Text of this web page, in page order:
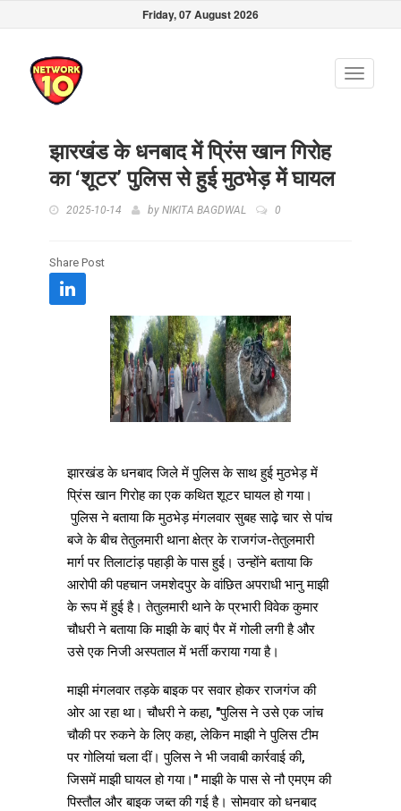
Friday, 07 August 2026
Toggle
झारखंड के धनबाद में प्रिंस खान गिरोह
का ‘शूटर’ पुलिस से हुई मुठभेड़ में घायल
2025-10-14 by NIKITA BAGDWAL 0
Share Post
झारखंड के धनबाद जिले में पुलिस के साथ हुई मुठभेड़ में
प्रिंस खान गिरोह का एक कथित शूटर घायल हो गया।
पुलिस ने बताया कि मुठभेड़ मंगलवार सुबह साढ़े चार से पांच
बजे के बीच तेतुलमारी थाना क्षेत्र के राजगंज-तेतुलमारी
मार्ग पर तिलाटांड़ पहाड़ी के पास हुई। उन्होंने बताया कि
आरोपी की पहचान जमशेदपुर के वांछित अपराधी भानु माझी
के रूप में हुई है। तेतुलमारी थाने के प्रभारी विवेक कुमार
चौधरी ने बताया कि माझी के बाएं पैर में गोली लगी है और
उसे एक निजी अस्पताल में भर्ती कराया गया है।
माझी मंगलवार तड़के बाइक पर सवार होकर राजगंज की
ओर आ रहा था। चौधरी ने कहा, "पुलिस ने उसे एक जांच
चौकी पर रुकने के लिए कहा, लेकिन माझी ने पुलिस टीम
पर गोलियां चला दीं। पुलिस ने भी जवाबी कार्रवाई की,
जिसमें माझी घायल हो गया।" माझी के पास से नौ एमएम की
पिस्तौल और बाइक जब्त की गई है। सोमवार को धनबाद